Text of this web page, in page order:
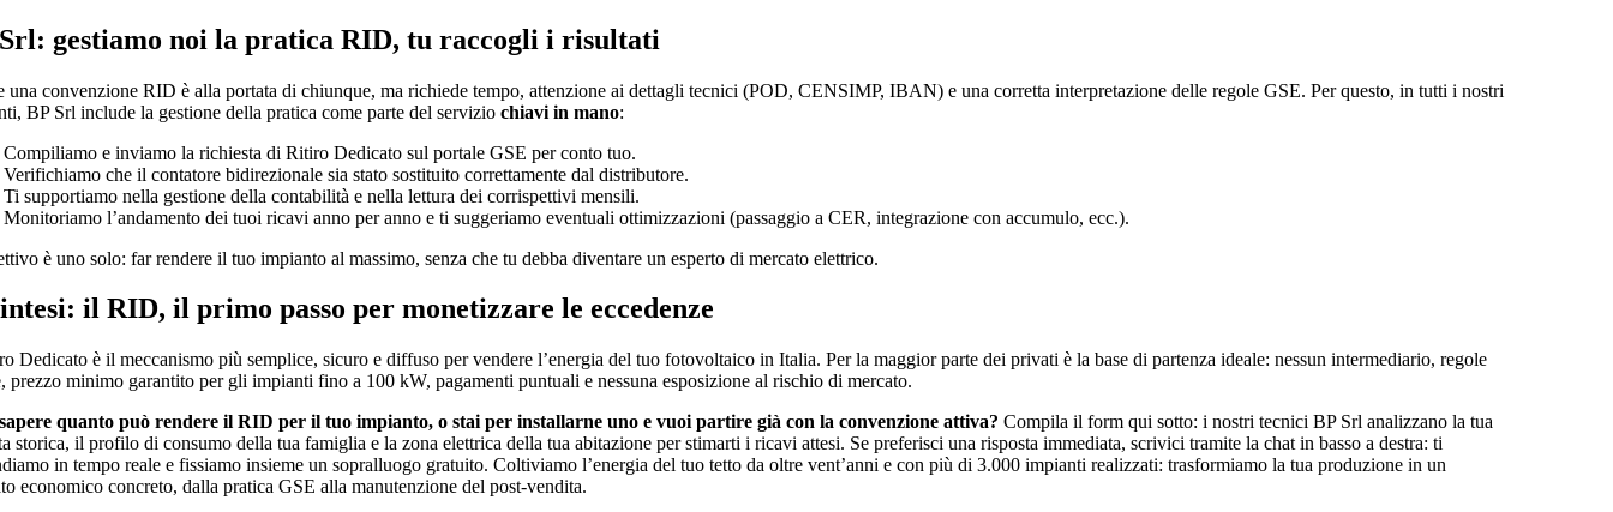
gestiamo noi la pratica RID, tu raccogli i risultati
una convenzione RID è alla portata di chiunque, ma richiede tempo, attenzione ai dettagli tecnici (POD, CENSIMP, IBAN) e una corretta interpretazione delle regole GSE. Per questo, in tutti i nostri
BP Srl include la gestione della pratica come parte del servizio chiavi in mano:
Compiliamo e inviamo la richiesta di Ritiro Dedicato sul portale GSE per conto tuo.
Verifichiamo che il contatore bidirezionale sia stato sostituito correttamente dal distributore.
Ti supportiamo nella gestione della contabilità e nella lettura dei corrispettivi mensili.
Monitoriamo l’andamento dei tuoi ricavi anno per anno e ti suggeriamo eventuali ottimizzazioni (passaggio a CER, integrazione con accumulo, ecc.).
è uno solo: far rendere il tuo impianto al massimo, senza che tu debba diventare un esperto di mercato elettrico.
il RID, il primo passo per monetizzare le eccedenze
Dedicato è il meccanismo più semplice, sicuro e diffuso per vendere l’energia del tuo fotovoltaico in Italia. Per la maggior parte dei privati è la base di partenza ideale: nessun intermediario, regole
prezzo minimo garantito per gli impianti fino a 100 kW, pagamenti puntuali e nessuna esposizione al rischio di mercato.
quanto può rendere il RID per il tuo impianto, o stai per installarne uno e vuoi partire già con la convenzione attiva? Compila il form qui sotto: i nostri tecnici BP Srl analizzano la tua
storica, il profilo di consumo della tua famiglia e la zona elettrica della tua abitazione per stimarti i ricavi attesi. Se preferisci una risposta immediata, scrivici tramite la chat in basso a destra: ti
in tempo reale e fissiamo insieme un sopralluogo gratuito. Coltiviamo l’energia del tuo tetto da oltre vent’anni e con più di 3.000 impianti realizzati: trasformiamo la tua produzione in un
economico concreto, dalla pratica GSE alla manutenzione del post-vendita.